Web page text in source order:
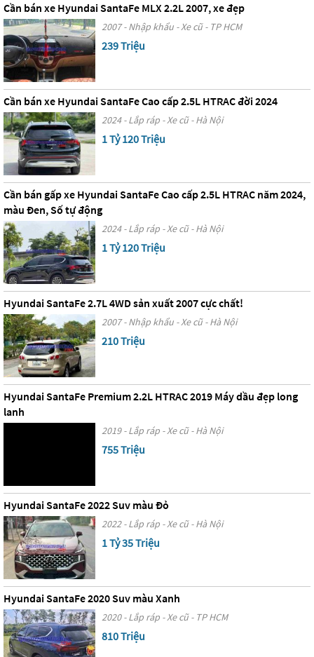
Cần bán xe Hyundai SantaFe MLX 2.2L 2007, xe đẹp
2007 - Nhập khẩu - Xe cũ - TP HCM
239 Triệu
Cần bán xe Hyundai SantaFe Cao cấp 2.5L HTRAC đời 2024
2024 - Lắp ráp - Xe cũ - Hà Nội
1 Tỷ 120 Triệu
Cần bán gấp xe Hyundai SantaFe Cao cấp 2.5L HTRAC năm 2024,
màu Đen, Số tự động
2024 - Lắp ráp - Xe cũ - Hà Nội
1 Tỷ 120 Triệu
Hyundai SantaFe 2.7L 4WD sản xuất 2007 cực chất!
2007 - Nhập khẩu - Xe cũ - Hà Nội
210 Triệu
Hyundai SantaFe Premium 2.2L HTRAC 2019 Máy dầu đẹp long
lanh
2019 - Lắp ráp - Xe cũ - Hà Nội
755 Triệu
Hyundai SantaFe 2022 Suv màu Đỏ
2022 - Lắp ráp - Xe cũ - Hà Nội
1 Tỷ 35 Triệu
Hyundai SantaFe 2020 Suv màu Xanh
2020 - Lắp ráp - Xe cũ - TP HCM
810 Triệu